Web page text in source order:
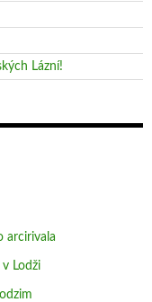
Lázní!
arcirivala
Lodži